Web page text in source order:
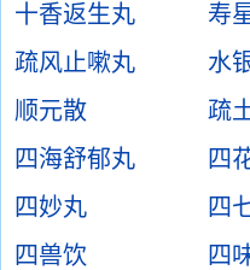
十香返生丸
寿
疏风止嗽丸
水
顺元散
疏
四海舒郁丸
四
四妙丸
四
四兽饮
四